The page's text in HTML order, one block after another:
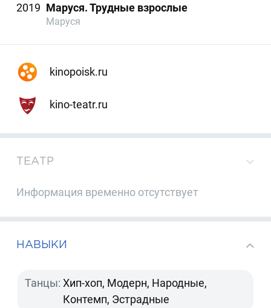
2019 Маруся. Трудные взрослые
Маруся
kinopoisk.ru
kino-teatr.ru
ТЕАТР
Информация временно отсутствует
НАВЫКИ
Танцы: Хип-хоп, Модерн, Народные,
Контемп, Эстрадные